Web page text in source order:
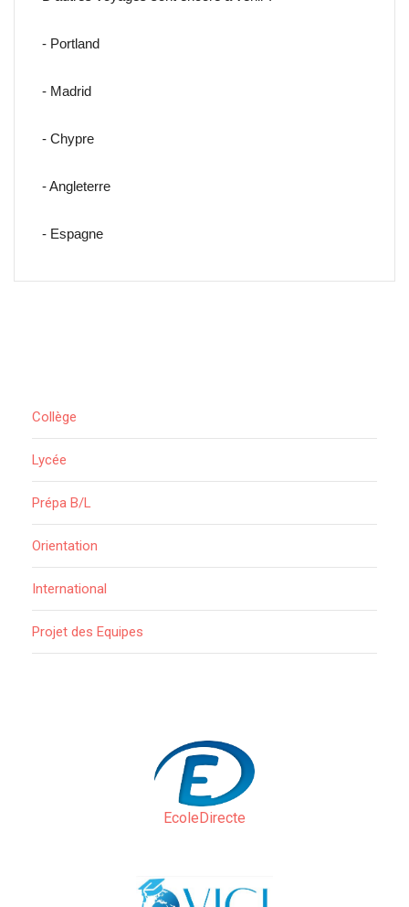
- Portland
- Madrid
- Chypre
- Angleterre
- Espagne
Collège
Lycée
Prépa B/L
Orientation
International
Projet des Equipes
EcoleDirecte